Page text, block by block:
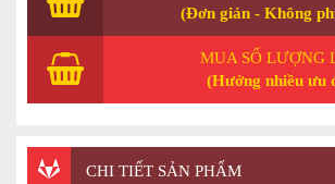
(Đơn giản - Không
MUA SỐ LƯỢNG
(Hưởng nhiều ưu
CHI TIẾT SẢN PHẨM